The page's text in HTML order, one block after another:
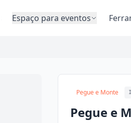
Espaço para eventos
Pegue e Monte
Pegue e